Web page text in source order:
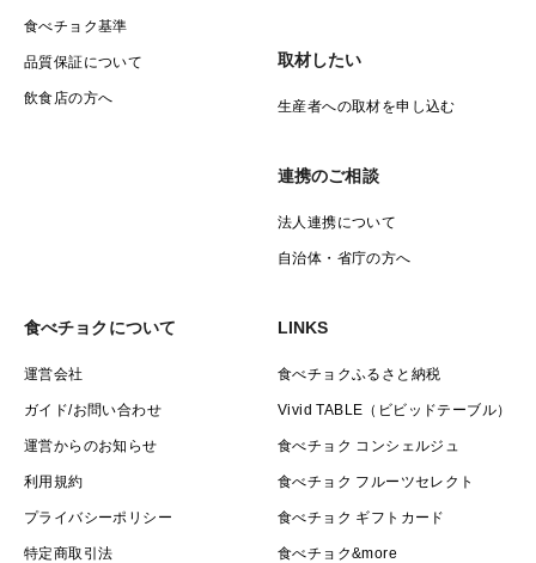
食べチョク基準
品質保証について
飲食店の方へ
取材したい
生産者への取材を申し込む
連携のご相談
法人連携について
自治体・省庁の方へ
食べチョクについて
運営会社
ガイド/お問い合わせ
運営からのお知らせ
利用規約
プライバシーポリシー
特定商取引法
LINKS
食べチョクふるさと納税
Vivid TABLE（ビビッドテーブル）
食べチョク コンシェルジュ
食べチョク フルーツセレクト
食べチョク ギフトカード
食べチョク&more